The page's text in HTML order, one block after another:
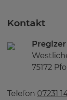
Kontakt
75172
Telefon 07231